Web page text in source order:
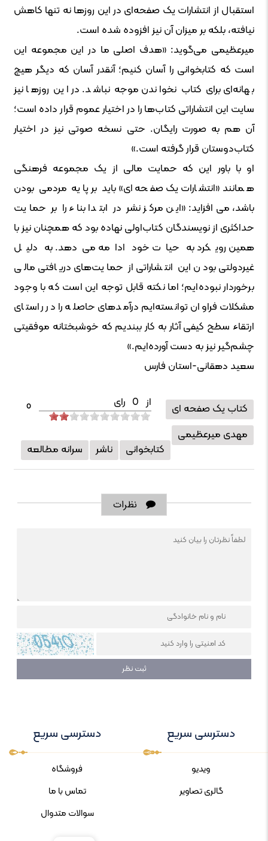
استقبال از انتشارات یک صفحه‌ای در این روزها نه تنها کاهش
نیافته، بلکه بر میزان آن نیز افزوده شده است.
میرعظیمی می‌گوید: «هدف اصلی ما در این مجموعه این
است که کتابخوانی را آسان کنیم؛ آنقدر آسان که دیگر هیچ
بهانه‌ای برای کتاب نخواندن موجه نباشد. در این روزها نیز
سایت این انتشاراتی کتاب‌ها را در اختیار عموم قرار داده است؛
آن هم به صورت رایگان. حتی نسخه‌ صوتی نیز در اختیار
کتاب‌دوستان قرار گرفته است.»
او با باور این که حمایت مالی از یک مجموعه فرهنگی
همانند «انتشارات یک صفحه‌ای» باید بر پایه مردمی بودن
باشد، می‌افزاید: «این مرکز نشر در ابتدا بناء را بر حمایت
حداکثری از نویسندگان کتاب‌اولی نهاده بود که همچنان نیز با
همین رویکرد به حیات خود ادامه می‌دهد. به دلیل
غیردولتی بودن این انتشاراتی از حمایت‌های دریافتی مالی
برخوردار نبوده‌ایم؛ اما نکته قابل توجه این است که با وجود
مشکلات فراوان توانسته‌ایم درآمدهای حاصله را در راستای
ارتقاء سطح کیفی آثار به کار ببندیم که خوشبختانه موفقیتی
چشم‌گیر نیز به دست آورده‌ایم.»
سعید دهقانی-استان فارس
از 0 رای 0
کتاب یک صفحه ای
مهدی میرعظیمی
کتابخوانی
ناشر سرانه مطالعه
نظرات
دسترسی سریع
ویدیو
گالری تصاویر
دسترسی سریع
فروشگاه
تماس با ما
سوالات متدوال